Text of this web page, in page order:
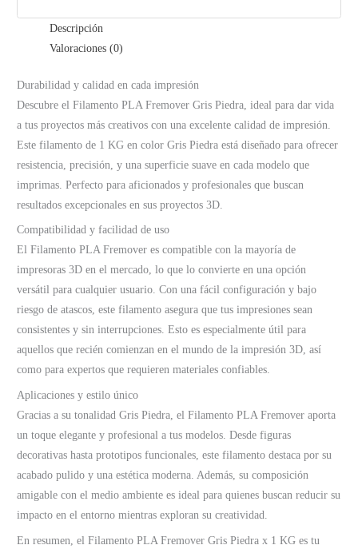
cantidadDescripción
Valoraciones (0)
Durabilidad y calidad en cada impresión
Descubre el Filamento PLA Fremover Gris Piedra, ideal para dar vida
a tus proyectos más creativos con una excelente calidad de impresión.
Este filamento de 1 KG en color Gris Piedra está diseñado para ofrecer
resistencia, precisión, y una superficie suave en cada modelo que
imprimas. Perfecto para aficionados y profesionales que buscan
resultados excepcionales en sus proyectos 3D.
Compatibilidad y facilidad de uso
El Filamento PLA Fremover es compatible con la mayoría de
impresoras 3D en el mercado, lo que lo convierte en una opción
versátil para cualquier usuario. Con una fácil configuración y bajo
riesgo de atascos, este filamento asegura que tus impresiones sean
consistentes y sin interrupciones. Esto es especialmente útil para
aquellos que recién comienzan en el mundo de la impresión 3D, así
como para expertos que requieren materiales confiables.
Aplicaciones y estilo único
Gracias a su tonalidad Gris Piedra, el Filamento PLA Fremover aporta
un toque elegante y profesional a tus modelos. Desde figuras
decorativas hasta prototipos funcionales, este filamento destaca por su
acabado pulido y una estética moderna. Además, su composición
amigable con el medio ambiente es ideal para quienes buscan reducir su
impacto en el entorno mientras exploran su creatividad.
En resumen, el Filamento PLA Fremover Gris Piedra x 1 KG es tu